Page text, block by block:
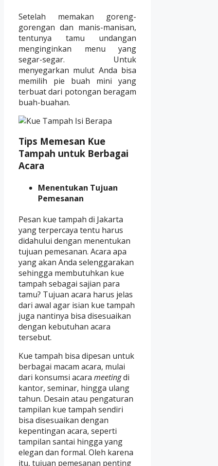
Setelah memakan goreng-
gorengan dan manis-manisan,
tentunya tamu undangan
menginginkan menu yang
segar-segar. Untuk
menyegarkan mulut Anda bisa
memilih pie buah mini yang
terbuat dari potongan beragam
buah-buahan.
Tips Memesan Kue
Tampah untuk Berbagai
Acara
Menentukan Tujuan
Pemesanan
Pesan kue tampah di Jakarta
yang terpercaya tentu harus
didahului dengan menentukan
tujuan pemesanan. Acara apa
yang akan Anda selenggarakan
sehingga membutuhkan kue
tampah sebagai sajian para
tamu? Tujuan acara harus jelas
dari awal agar isian kue tampah
juga nantinya bisa disesuaikan
dengan kebutuhan acara
tersebut.
Kue tampah bisa dipesan untuk
berbagai macam acara, mulai
dari konsumsi acara meetingdi
kantor, seminar, hingga ulang
tahun. Desain atau pengaturan
tampilan kue tampah sendiri
bisa disesuaikan dengan
kepentingan acara, seperti
tampilan santai hingga yang
elegan dan formal. Oleh karena
itu, tujuan pemesanan penting